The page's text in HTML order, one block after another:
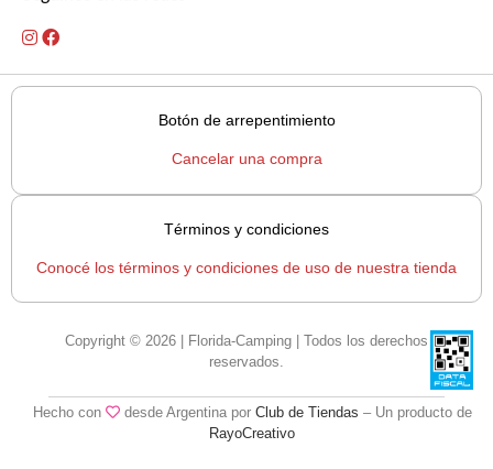
Botón de arrepentimiento
Cancelar una compra
Términos y condiciones
Conocé los términos y condiciones de uso de nuestra tienda
Copyright © 2026 | Florida-Camping | Todos los derechos
reservados.
Hecho con desde Argentina por Club de Tiendas – Un producto de
RayoCreativo